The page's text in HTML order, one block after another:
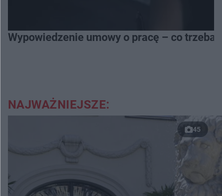
Wypowiedzenie umowy o pracę – co trzeba
NAJWAŻNIEJSZE:
45